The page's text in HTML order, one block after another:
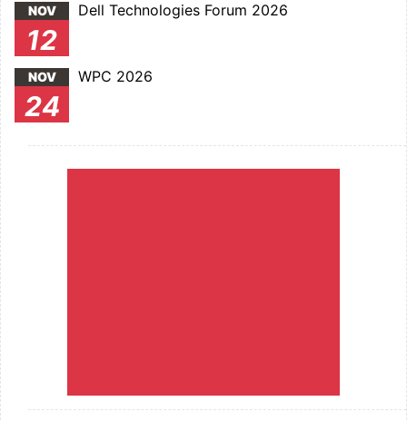
NOV
12
Dell Technologies Forum 2026
NOV
24
WPC 2026